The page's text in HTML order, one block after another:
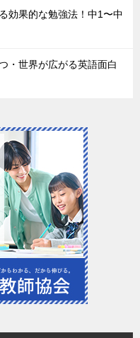
効果的な勉強法！中1〜中
・世界が広がる英語面白